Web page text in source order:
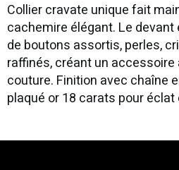
Collier cravate unique fait
cachemire élégant. Le
de boutons assortis, perles,
raffinés, créant un
couture. Finition avec chaîne
plaqué or 18 carats pour éclat